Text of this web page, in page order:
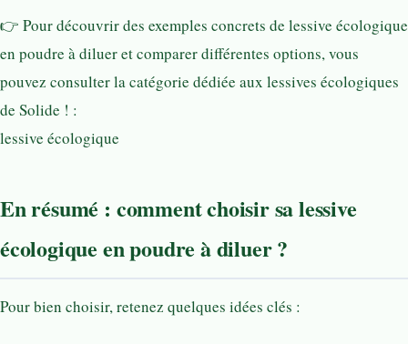
👉 Pour découvrir des exemples concrets de lessive écologique
en poudre à diluer et comparer différentes options, vous
pouvez consulter la catégorie dédiée aux lessives écologiques
de Solide ! :
lessive écologique
En résumé : comment choisir sa lessive
écologique en poudre à diluer ?
Pour bien choisir, retenez quelques idées clés :